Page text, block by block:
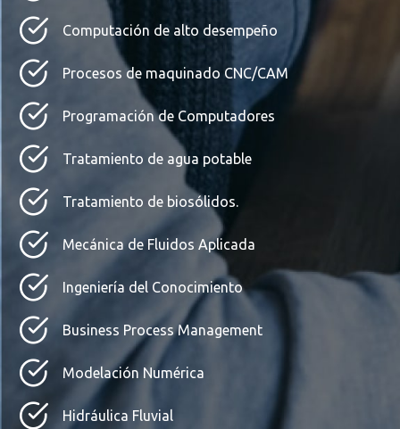
Computación de alto desempeño
Procesos de maquinado CNC/CAM
Programación de Computadores
Tratamiento de agua potable
Tratamiento de biosólidos.
Mecánica de Fluidos Aplicada
Ingeniería del Conocimiento
Business Process Management
Modelación Numérica
Hidráulica Fluvial